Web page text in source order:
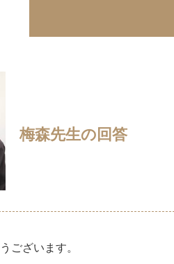
梅森先生の回答
ございます。